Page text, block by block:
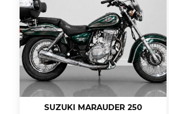
SUZUKI MARAUDER 250